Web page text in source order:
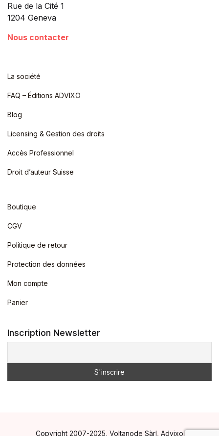
Rue de la Cité 1
1204 Geneva
Nous contacter
La société
FAQ – Éditions ADVIXO
Blog
Licensing & Gestion des droits
Accès Professionnel
Droit d’auteur Suisse
Boutique
CGV
Politique de retour
Protection des données
Mon compte
Panier
Inscription Newsletter
Copyright 2007-2025, Voltanode Sàrl, Advixo